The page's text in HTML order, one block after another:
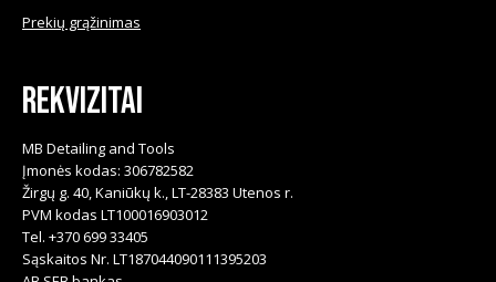
Prekių grąžinimas
Rekvizitai
MB Detailing and Tools
Įmonės kodas: 306782582
Žirgų g. 40, Kaniūkų k., LT-28383 Utenos r.
PVM kodas LT100016903012
Tel. +370 699 33405
Sąskaitos Nr. LT187044090111395203